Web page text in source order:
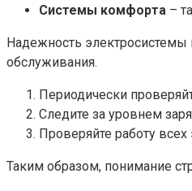
Системы комфорта –
Надежность электросистемы
обслуживания.
Периодически
Следите за уровнем
Проверяйте работу всех
Таким образом, понимание